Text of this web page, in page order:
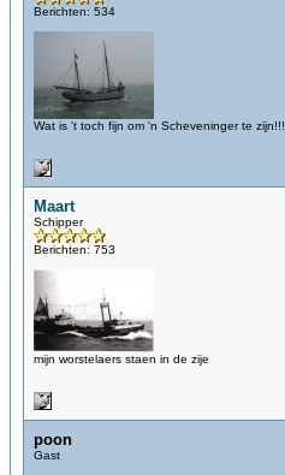
Berichten: 534
Wat is 't toch fijn om 'n Scheveninger te zijn!!!
Maart
Schipper
Berichten: 753
mijn worstelaers staen in de zije
poon
Gast